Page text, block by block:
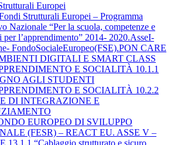
Europei
Strutturali Europei – Programma
Nazionale “Per la scuola, competenze e
per l’apprendimento” 2014- 2020.AsseI-
FondoSocialeEuropeo(FSE).PON CARE
DIGITALI E SMART CLASS
E SOCIALITÀ 10.1.1
AGLI STUDENTI
E SOCIALITÀ 10.2.2
DI INTEGRAZIONE E
EUROPEO DI SVILUPPO
(FESR) – REACT EU. ASSE V –